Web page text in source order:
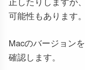
可能性もあります。
Macのバージョン
確認します。